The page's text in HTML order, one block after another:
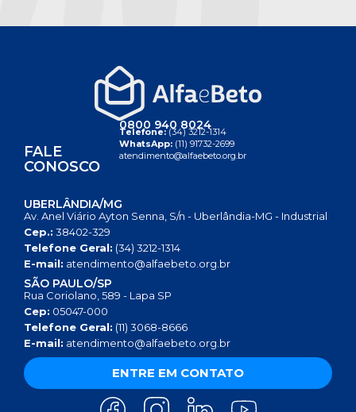
FALE
CONOSCO
0800 940 8024
Telefone:(34) 3212-1314
WhatsApp: (11) 91732-2699
atendimento@alfaebeto.org.br
UBERLÂNDIA/MG
Av. Anel Viário Ayton Senna, S/n - Uberlândia-MG - Industrial
Cep.: 38402-329
Telefone Geral: (34) 3212-1314
E-mail: atendimento@alfaebeto.org.br
SÃO PAULO/SP
Rua Coriolano, 589 - Lapa SP
Cep: 05047-000
Telefone Geral: (11) 3068-8666
E-mail: atendimento@alfaebeto.org.br
ENTRE EM CONTATO